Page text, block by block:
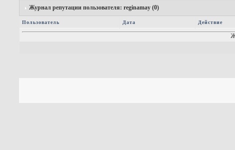
Журнал репутации пользователя: reginamay (0)
Пользователь Дата Действие